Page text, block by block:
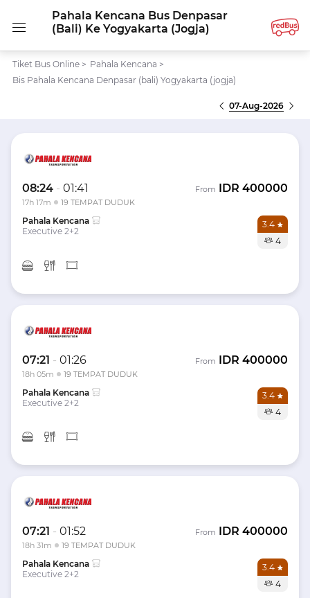
Pahala Kencana Bus Denpasar
(bali) Ke Yogyakarta (jogja)
Tiket Bus Online > Pahala Kencana >
Bis Pahala Kencana Denpasar (bali) Yogyakarta (jogja)
07-Aug-2026
08:24 - 01:41
17h 17m 19 TEMPAT DUDUK
From IDR 400000
Pahala Kencana
Executive 2+2
3.4
4
07:21 - 01:26
18h 05m 19 TEMPAT DUDUK
From IDR 400000
Pahala Kencana
Executive 2+2
3.4
4
07:21 - 01:52
18h 31m 19 TEMPAT DUDUK
From IDR 400000
Pahala Kencana
Executive 2+2
3.4
4